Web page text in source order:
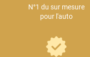
Mitsubishi
Oldsmobile
N°1 du sur mesure
pour l'auto